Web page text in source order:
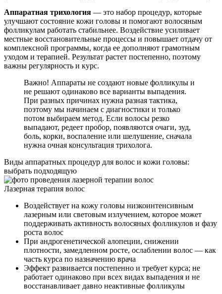
Аппаратная трихология — это набор процедур, которые
улучшают состояние кожи головы и помогают волосяным
фолликулам работать стабильнее. Воздействие усиливает
местные восстановительные процессы и повышает отдачу от
комплексной программы, когда ее дополняют грамотным
уходом и терапией. Результат растет постепенно, поэтому
важны регулярность и курс.
Важно! Аппараты не создают новые фолликулы и
не решают одинаково все варианты выпадения.
При разных причинах нужна разная тактика,
поэтому мы начинаем с диагностики и только
потом выбираем метод. Если волосы резко
выпадают, редеет пробор, появляются очаги, зуд,
боль, корки, воспаление или шелушение, сначала
нужна очная консультация трихолога.
Виды аппаратных процедур для волос и кожи головы:
выбрать подходящую
Лазерная терапия волос
Воздействует на кожу головы низкоинтенсивным
лазерным или световым излучением, которое может
поддерживать активность волосяных фолликулов и фазу
роста волос
При андрогенетической алопеции, снижении
плотности, замедленном росте, ослаблении волос — как
часть курса по назначению врача
Эффект развивается постепенно и требует курса; не
работает одинаково при всех видах выпадения и не
восстанавливает давно неактивные фолликулы